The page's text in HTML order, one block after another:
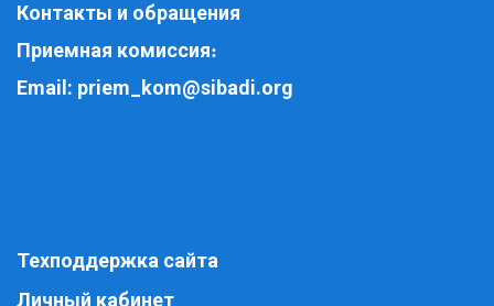
Контакты и обращения
Приемная комиссия:
Email: priem_kom@sibadi.org
Техподдержка сайта
Личный кабинет